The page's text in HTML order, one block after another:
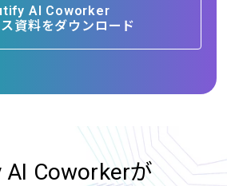
AI Coworker
資料をダウンロード
Coworkerが